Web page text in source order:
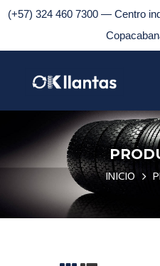
(+57) 324 460 7300 — Centro
INICIO